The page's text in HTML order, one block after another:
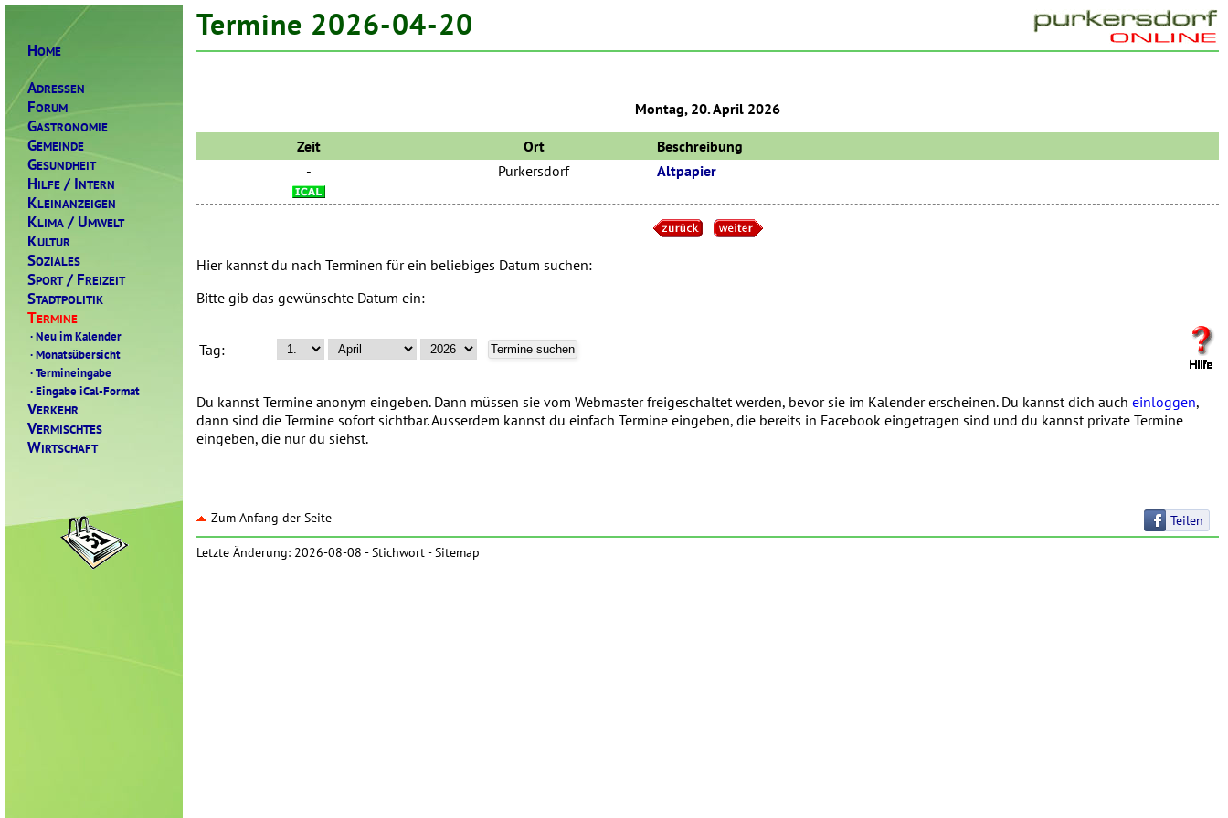
HOME
ADRESSEN
FORUM
GASTRONOMIE
GEMEINDE
GESUNDHEIT
HILFE / INTERN
KLEINANZEIGEN
KLIMA / UMWELT
KULTUR
SOZIALES
SPORT/ FREIZEIT
STADTPOLITIK
TERMINE
·Neu im Kalender
·Monatsübersicht
·Termineingabe
·Eingabe iCal-Format
VERKEHR
VERMISCHTES
WIRTSCHAFT
Termine 2026-04-20
Montag, 20. April 2026
Zeit Ort
Beschreibung
-
Purkersdorf Altpapier
Hier kannst du nach Terminen für ein beliebiges Datum suchen:
Bitte gib das gewünschte Datum ein:
Tag:
Du kannst Termine anonym eingeben. Dann müssen sie vom Webmaster freigeschaltet werden, bevor sie im Kalender erscheinen. Du kannst dich auch einloggen,
dann sind die Termine sofort sichtbar. Ausserdem kannst du einfach Termine eingeben, die bereits in Facebook eingetragen sind und du kannst private Termine
eingeben, die nur du siehst.
Teilen
Zum Anfang der Seite
Letzte Änderung: 2026-08-08 -Stichwort-Sitemap